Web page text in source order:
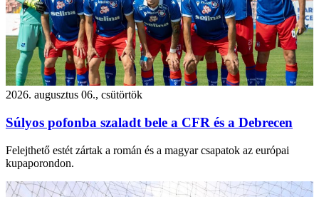
2026. augusztus 06., csütörtök
Súlyos pofonba szaladt bele a CFR és a Debrecen
Felejthető estét zártak a román és a magyar csapatok az európai
kupaporondon.